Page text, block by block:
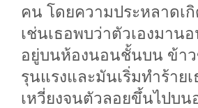
คน โดยความประหลาดเ
เช่นเธอพบว่าตัวเองมาน
อยู่บนห้องนอนชั้นบน ข้าว
รุนแรงและมันเริ่มทำร้าย
เหวี่ยงจนตัวลอยขึ้นไปบน